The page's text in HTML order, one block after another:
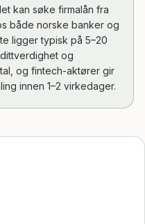
kan søke firmalån fra
både norske banker og
ligger typisk på 5–20
og
og fintech-aktører gir
innen 1–2 virkedager.